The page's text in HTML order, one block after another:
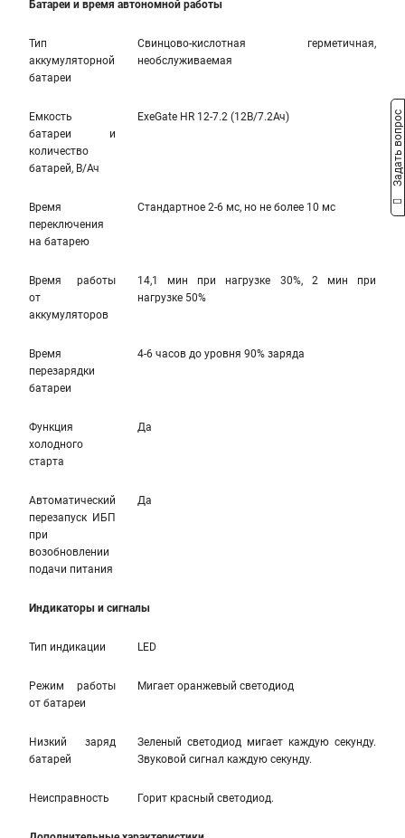
Батареи и время автономной работы
Тип
аккумуляторной
батареи
Свинцово-кислотная герметичная,
необслуживаемая
Емкость
батареи и
количество
батарей, В/Ач
ExeGate HR 12-7.2 (12В/7.2Ач)
Время
переключения
на батарею
Стандартное 2-6 мс, но не более 10 мс
Время работы
от
аккумуляторов
14,1 мин при нагрузке 30%, 2 мин при
нагрузке 50%
Время
перезарядки
батареи
4-6 часов до уровня 90% заряда
Функция
холодного
старта
Да
Автоматический
перезапуск ИБП
при
возобновлении
подачи питания
Да
Индикаторы и сигналы
Тип индикации LED
Режим работы
от батареи
Мигает оранжевый светодиод
Низкий заряд
батарей
Зеленый светодиод мигает каждую секунду.
Звуковой сигнал каждую секунду.
Неисправность Горит красный светодиод.
Задать вопрос